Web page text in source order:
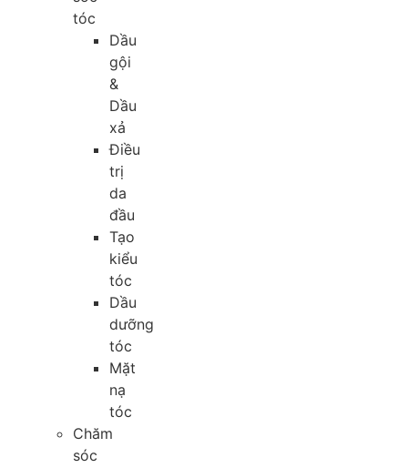
tóc
Dầu
gội
&
Dầu
xả
Điều
trị
da
đầu
Tạo
kiểu
tóc
Dầu
dưỡng
tóc
Mặt
nạ
tóc
Chăm
sóc